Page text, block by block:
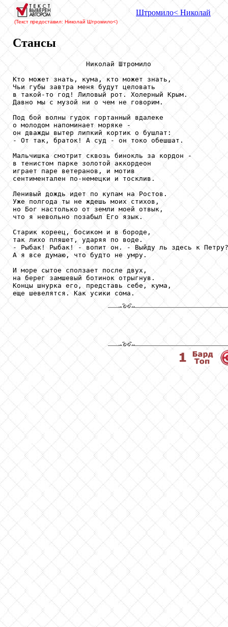
(Текст предоставил: Николай Штромило<)
Штромило< Николай
Стансы
                  Николай Штромило
Кто может знать, кума, кто может знать,
Чьи губы завтра меня будут целовать
в такой-то год! Лиловый рот. Холерный Крым.
Давно мы с музой ни о чем не говорим.
Под бой волны гудок гортанный вдалеке
о молодом напоминает моряке -
он дважды вытер липкий кортик о бушлат:
- От так, браток! А суд - он токо обешшат.
Мальчишка смотрит сквозь бинокль за кордон -
в тенистом парке золотой аккордеон
играет паре ветеранов, и мотив
сентиментален по-немецки и тосклив.
Ленивый дождь идет по купам на Ростов.
Уже полгода ты не ждешь моих стихов,
но Бог настолько от земли моей отвык,
что я невольно позабыл Его язык.
Старик кореец, босиком и в бороде,
так лихо пляшет, ударяя по воде.
- Рыбак! Рыбак! - вопит он. - Выйду ль здесь к
А я все думаю, что будто не умру.
И море сытое сползает после двух,
на берег замшевый ботинок отрыгнув.
Концы шнурка его, представь себе, кума,
еще шевелятся. Как усики сома.